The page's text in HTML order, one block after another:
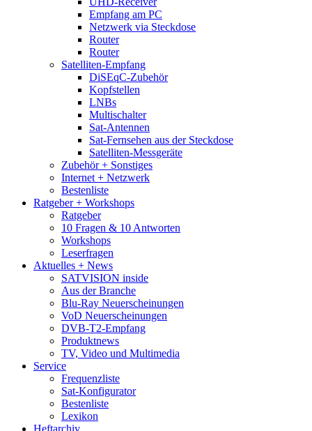
Empfang am PC
Netzwerk via Steckdose
Router
Router
Satelliten-Empfang
DiSEqC-Zubehör
Kopfstellen
LNBs
Multischalter
Sat-Antennen
Sat-Fernsehen aus der Steckdose
Satelliten-Messgeräte
Zubehör + Sonstiges
Internet + Netzwerk
Bestenliste
Ratgeber + Workshops
Ratgeber
10 Fragen & 10 Antworten
Workshops
Leserfragen
Aktuelles + News
SATVISION inside
Aus der Branche
Blu-Ray Neuerscheinungen
VoD Neuerscheinungen
DVB-T2-Empfang
Produktnews
TV, Video und Multimedia
Service
Frequenzliste
Sat-Konfigurator
Bestenliste
Lexikon
Heftarchiv